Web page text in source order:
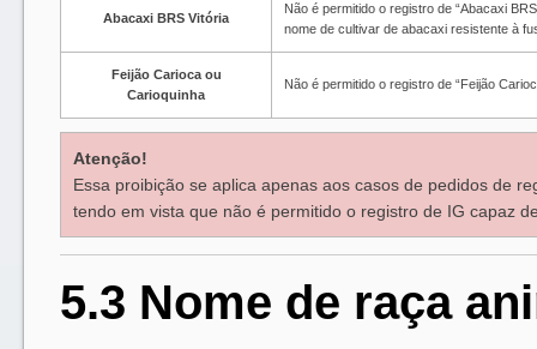
Abacaxi BRS Vitória
Não é permitido o registro de “Abacaxi
nome de cultivar de abacaxi resistente à
Feijão Carioca ou
Carioquinha
Não é permitido o registro de “Feijão
Atenção!
Essa proibição se aplica apenas aos casos de pedidos de
tendo em vista que não é permitido o registro de IG capaz
5.3 Nome de raça